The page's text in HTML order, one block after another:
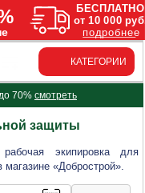
КАТЕГОРИИ
70% смотреть
защиты
экипировка для
«Добрострой».